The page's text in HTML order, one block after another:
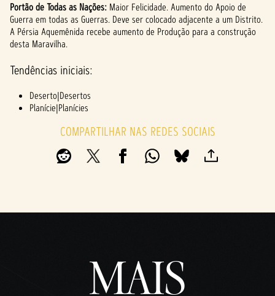
Portão de Todas as Nações: Maior Felicidade. Aumento do Apoio de
Guerra em todas as Guerras. Deve ser colocado adjacente a um Distrito.
A Pérsia Aquemênida recebe aumento de Produção para a construção
desta Maravilha.
Tendências iniciais:
Deserto|Desertos
Planície|Planícies
COMPARTILHAR NAS REDES SOCIAIS
MAIS